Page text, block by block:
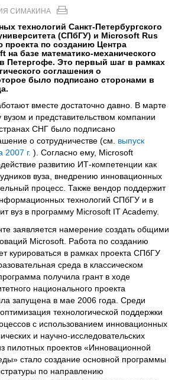
СИМАКИНА
технологий Санкт-Петербургского
(СПбГУ) и Microsoft Rus
проекта по созданию Центра
на базе математико-механического
Петергофе. Это первый шаг в рамках
соглашения о
было подписано сторонами в
вместе достаточно давно. В марте
и представительством компании
СНГ было подписано
о сотрудничестве (см. выпуск
2007 г. ). Согласно ему, Microsoft
развитию ИТ-компетенции как
вуза, внедрению инновационных
процесс. Также вендор поддержит
технологий СПбГУ и в
вуз в программу Microsoft IT Academy.
заявляется намерение создать общими
Microsoft. Работа по созданию
курироваться в рамках проекта СПбГУ
среда в классическом
получила грант в ходе
национального проекта
запущена в мае 2006 года. Среди
технологической поддержки
с использованием инновационных
и научно-исследовательских
пилотных проектов «Инновационной
стало создание основной программы
по направлению